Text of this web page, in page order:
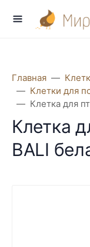
Главная
Клетки для
Клетка для
Клетка
BALI